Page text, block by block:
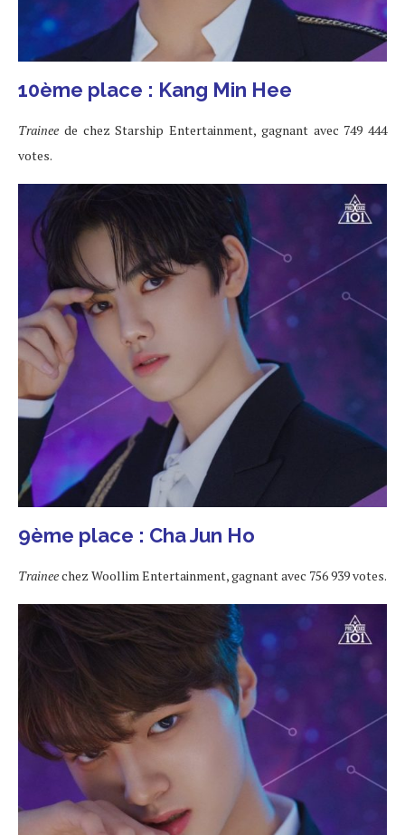
10ème place : Kang Min Hee
Trainee de chez Starship Entertainment, gagnant avec 749 444
votes.
9ème place : Cha Jun Ho
Traineechez Woollim Entertainment, gagnant avec 756 939 votes.